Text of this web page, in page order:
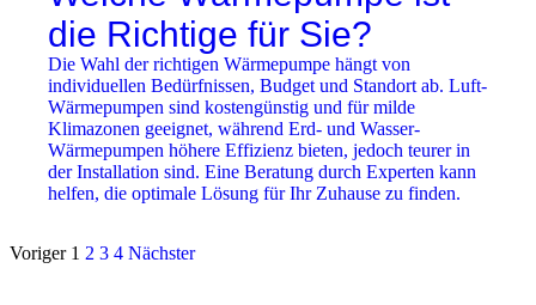
die Richtige für Sie?
Die Wahl der richtigen Wärmepumpe hängt von
individuellen Bedürfnissen, Budget und Standort ab. Luft-
Wärmepumpen sind kostengünstig und für milde
Klimazonen geeignet, während Erd- und Wasser-
Wärmepumpen höhere Effizienz bieten, jedoch teurer in
der Installation sind. Eine Beratung durch Experten kann
helfen, die optimale Lösung für Ihr Zuhause zu finden.
Voriger 1 2 3 4 Nächster